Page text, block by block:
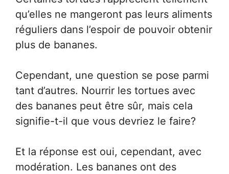
qu’elles ne mangeront pas leurs aliments
réguliers dans l’espoir de pouvoir obtenir
plus de bananes.
Cependant, une question se pose parmi
tant d’autres. Nourrir les tortues avec
des bananes peut être sûr, mais cela
signifie-t-il que vous devriez le faire?
Et la réponse est oui, cependant, avec
modération. Les bananes ont des